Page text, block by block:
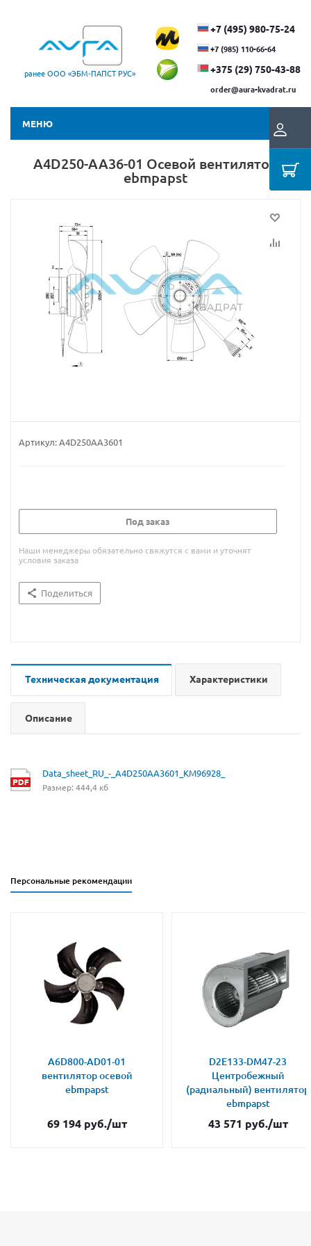
ранее ООО «ЭБМ‑ПАПСТ РУС»
+7 (495) 980-75-24
+7 (985) 110-66-64
+375 (29) ​750-43-88
order@aura-kvadrat.ru
МЕНЮ
A4D250-AA36-01 Осевой вентилятор
ebmpapst
Артикул:A4D250AA3601
Под заказ
Наши менеджеры обязательно свяжутся с вами и уточнят
условия заказа
Поделиться
Техническая документация Характеристики
Описание
Data_sheet_RU_-_A4D250AA3601_KM96928_
Размер: 444,4 кб
Персональные рекомендации
A6D800-AD01-01
вентилятор осевой
ebmpapst
69 194руб./шт
D2E133-DM47-23
Центробежный
(радиальный) вентилятор
ebmpapst
43 571 руб./шт